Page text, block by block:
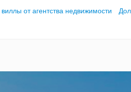
от агентства недвижимости